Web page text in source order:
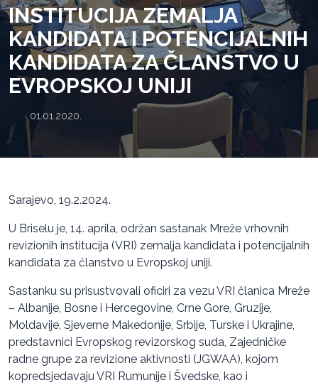
INSTITUCIJA ZEMALJA
KANDIDATA I POTENCIJALNIH
KANDIDATA ZA ČLANSTVO U
EVROPSKOJ UNIJI
01.01.2020.
Sarajevo, 19.2.2024.
U Briselu je, 14. aprila, održan sastanak Mreže vrhovnih
revizionih institucija (VRI) zemalja kandidata i potencijalnih
kandidata za članstvo u Evropskoj uniji.
Sastanku su prisustvovali oficiri za vezu VRI članica Mreže
– Albanije, Bosne i Hercegovine, Crne Gore, Gruzije,
Moldavije, Sjeverne Makedonije, Srbije, Turske i Ukrajine,
predstavnici Evropskog revizorskog suda, Zajedničke
radne grupe za revizione aktivnosti (JGWAA), kojom
kopredsjedavaju VRI Rumunije i Švedske, kao i